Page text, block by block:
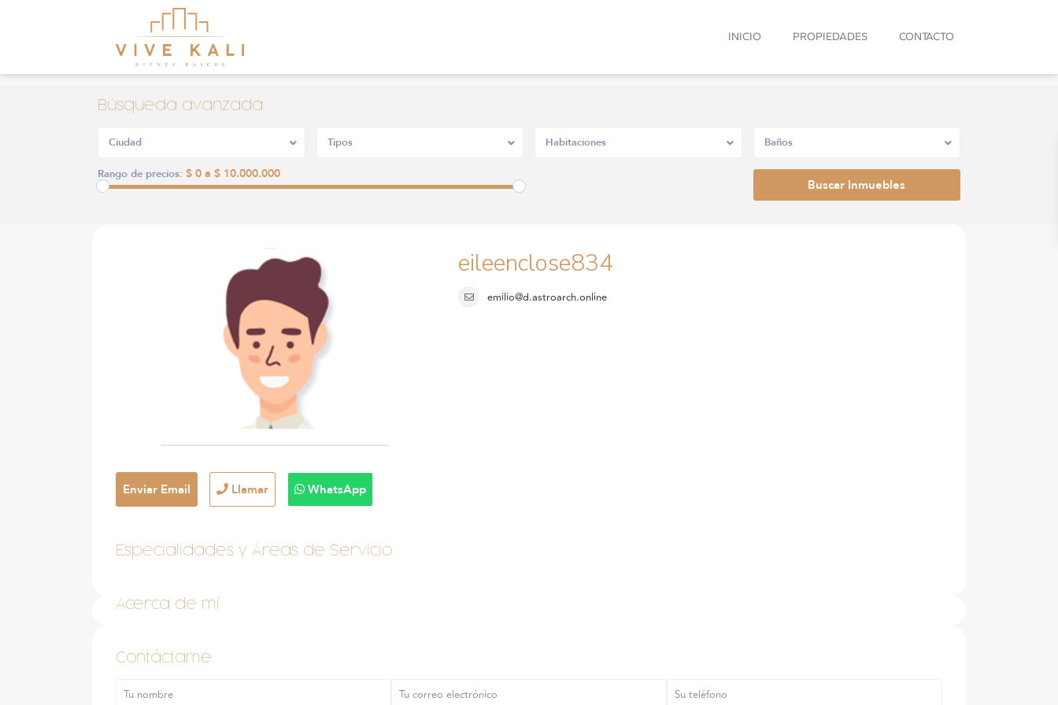
INICIO PROPIEDADES CONTACTO
Búsqueda avanzada
Ciudad Tipos Habitaciones Baños
Rango de precios: $ 0 a $ 10.000.000
eileenclose834
emilio@d.astroarch.online
Enviar Email Llamar WhatsApp
Especialidades y Áreas de Servicio
Acerca de mí
Contáctame